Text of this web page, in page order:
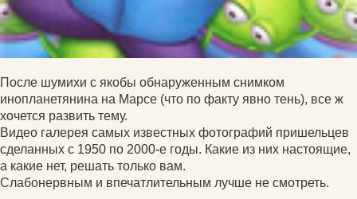
После шумихи с якобы обнаруженным снимком
инопланетянина на Марсе (что по факту явно тень), все ж
хочется развить тему.
Видео галерея самых известных фотографий пришельцев
сделанных с 1950 по 2000-е годы. Какие из них настоящие,
а какие нет, решать только вам.
Слабонервным и впечатлительным лучше не смотреть.